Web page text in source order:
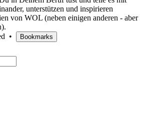
unterstützen und inspirieren
von WOL (neben einigen anderen - aber
• Bookmarks